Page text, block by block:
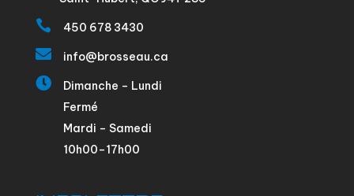
 450 678 3430
 info@brosseau.ca

Dimanche – Lundi
Fermé
Mardi – Samedi
10h00–17h00